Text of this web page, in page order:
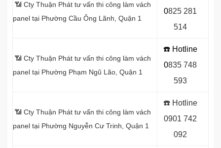
📶 Cty Thuận Phát tư vấn thi công làm vách
panel tại Phường Cầu Ông Lãnh, Quận 1
0825 281
514
📶 Cty Thuận Phát tư vấn thi công làm vách
panel tại Phường Phạm Ngũ Lão, Quận 1
☎️ Hotline
0835 748
593
📶 Cty Thuận Phát tư vấn thi công làm vách
panel tại Phường Nguyễn Cư Trinh, Quận 1
☎️ Hotline
0901 742
092